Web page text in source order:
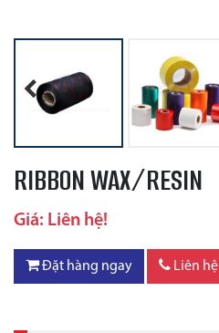
Previous
RIBBON WAX/RESIN
Giá: Liên hệ!
Đặt hàng ngay Liên hệ